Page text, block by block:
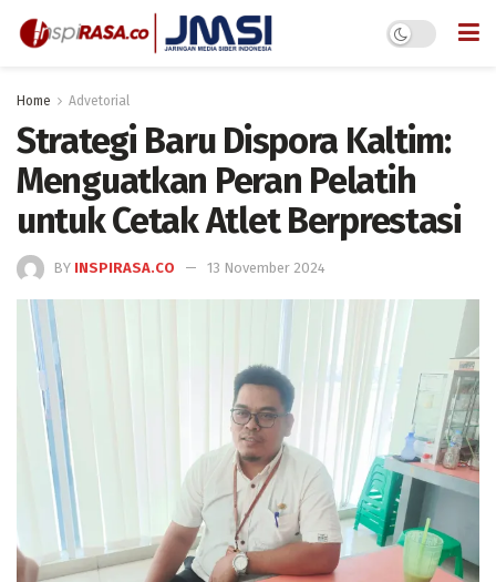
Home Advetorial
Strategi Baru Dispora Kaltim:
Menguatkan Peran Pelatih
untuk Cetak Atlet Berprestasi
BY INSPIRASA.CO 13 November 2024